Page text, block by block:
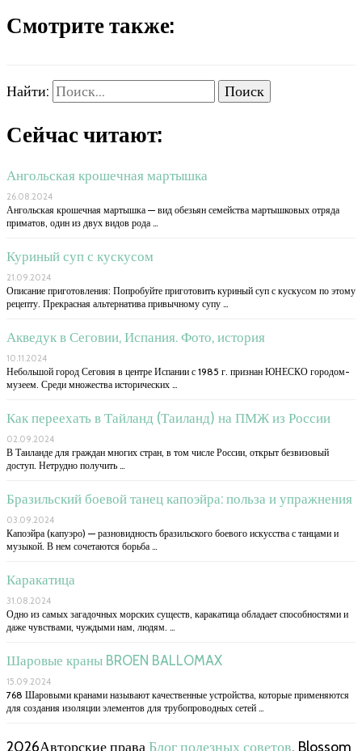
Смотрите также:
Найти:
Сейчас читают:
Ангольская крошечная мартышка
26.08.2024
Ангольская крошечная мартышка — вид обезьян семейства мартышковых отряда
приматов, один из двух видов рода …
Куриный суп с кускусом
21.09.2024
Описание приготовления: Попробуйте приготовить куриный суп с кускусом по этому
рецепту. Прекрасная альтернатива привычному супу …
Акведук в Сеговии, Испания. Фото, история
10.11.2024
Небольшой город Сеговия в центре Испании с 1985 г. признан ЮНЕСКО городом-
музеем. Среди множества исторических …
Как переехать в Тайланд (Таиланд) на ПМЖ из России
02.09.2024
В Таиланде для граждан многих стран, в том числе России, открыт безвизовый
доступ. Нетрудно получить …
Бразильский боевой танец капоэйра: польза и упражнения
03.09.2024
Капоэйра (капуэро) — разновидность бразильского боевого искусства с танцами и
музыкой. В нем сочетаются борьба …
Каракатица
31.08.2024
Одно из самых загадочных морских существ, каракатица обладает способностями и
даже чувствами, чуждыми нам, людям. …
Шаровые краны BROEN BALLOMAX
15.09.2024
768 Шаровыми кранами называют качественные устройства, которые применяются
для создания изоляции элементов для трубопроводных сетей …
2026Авторские праваБлог полезных советов. Blossom